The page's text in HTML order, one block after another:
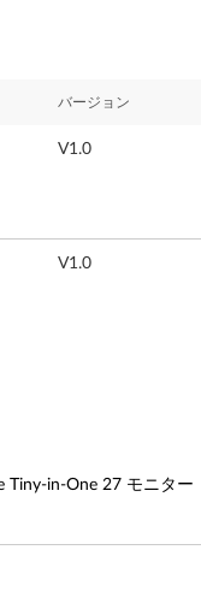
バージョン
V1.0
V1.0
Tiny-in-One 27 モニター